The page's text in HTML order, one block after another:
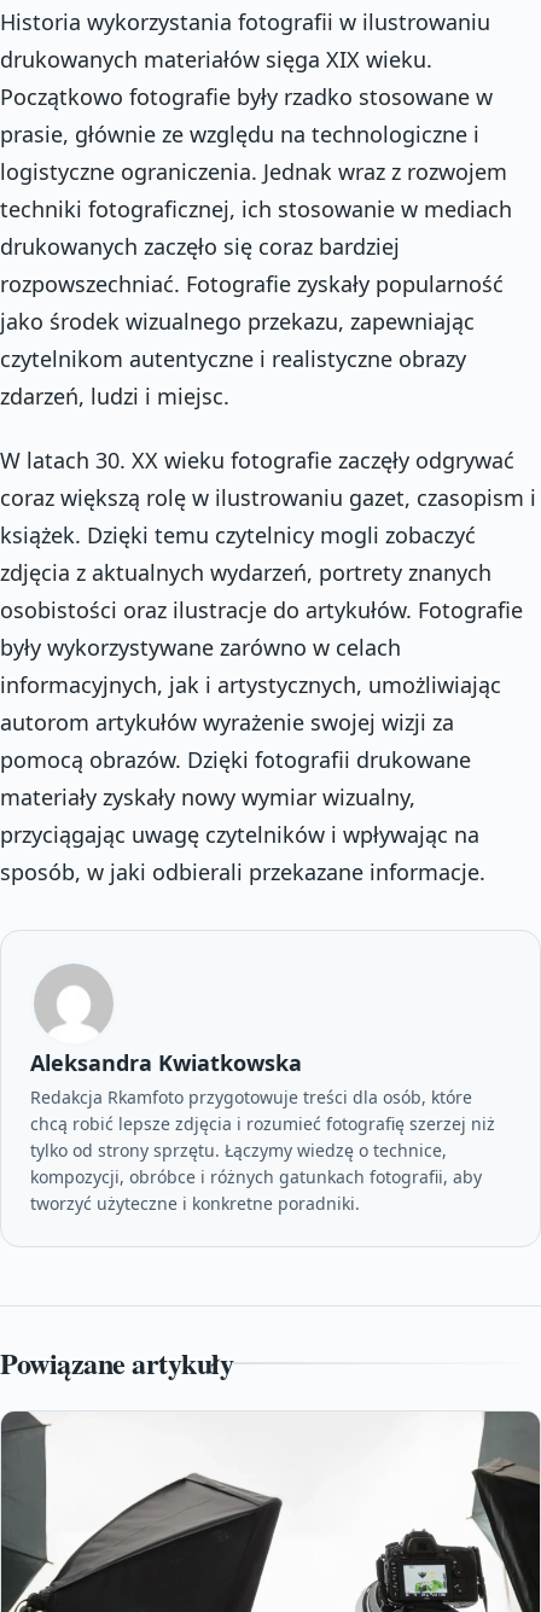
Historia wykorzystania fotografii w ilustrowaniu
drukowanych materiałów sięga XIX wieku.
Początkowo fotografie były rzadko stosowane w
prasie, głównie ze względu na technologiczne i
logistyczne ograniczenia. Jednak wraz z rozwojem
techniki fotograficznej, ich stosowanie w mediach
drukowanych zaczęło się coraz bardziej
rozpowszechniać. Fotografie zyskały popularność
jako środek wizualnego przekazu, zapewniając
czytelnikom autentyczne i realistyczne obrazy
zdarzeń, ludzi i miejsc.
W latach 30. XX wieku fotografie zaczęły odgrywać
coraz większą rolę w ilustrowaniu gazet, czasopism i
książek. Dzięki temu czytelnicy mogli zobaczyć
zdjęcia z aktualnych wydarzeń, portrety znanych
osobistości oraz ilustracje do artykułów. Fotografie
były wykorzystywane zarówno w celach
informacyjnych, jak i artystycznych, umożliwiając
autorom artykułów wyrażenie swojej wizji za
pomocą obrazów. Dzięki fotografii drukowane
materiały zyskały nowy wymiar wizualny,
przyciągając uwagę czytelników i wpływając na
sposób, w jaki odbierali przekazane informacje.
Aleksandra Kwiatkowska
Redakcja Rkamfoto przygotowuje treści dla osób, które
chcą robić lepsze zdjęcia i rozumieć fotografię szerzej niż
tylko od strony sprzętu. Łączymy wiedzę o technice,
kompozycji, obróbce i różnych gatunkach fotografii, aby
tworzyć użyteczne i konkretne poradniki.
Powiązane artykuły